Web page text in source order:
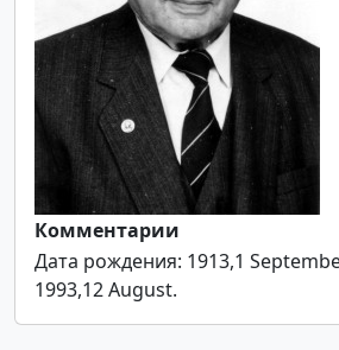
Комментарии
Дата рождения: 1913,1
1993,12 August.